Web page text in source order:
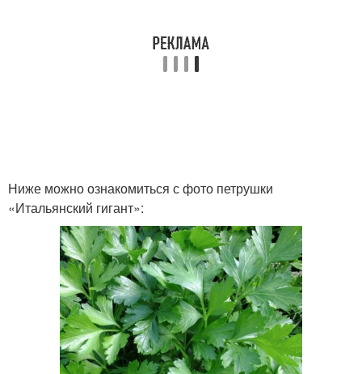
Ниже можно ознакомиться с фото петрушки
«Итальянский гигант»: